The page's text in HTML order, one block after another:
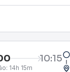
10:15
14h 15m